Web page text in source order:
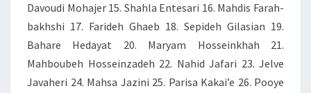
Davoudi Mohajer 15. Shahla Entesari 16. Mahdis Farah-
bakhshi 17. Farideh Ghaeb 18. Sepideh Gilasian 19.
Bahare Hedayat 20. Maryam Hosseinkhah 21.
Mahboubeh Hosseinzadeh 22. Nahid Jafari 23. Jelve
Javaheri 24. Mahsa Jazini 25. Parisa Kakai’e 26. Pooye